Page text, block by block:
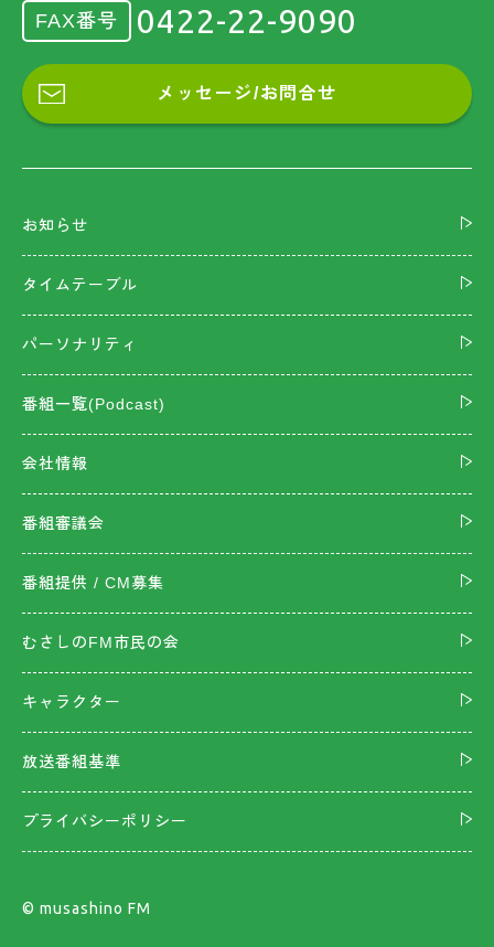
FAX番号 0422-22-9090
メッセージ/お問合せ
お知らせ
タイムテーブル
パーソナリティ
番組一覧(Podcast)
会社情報
番組審議会
番組提供 / CM募集
むさしのFM市民の会
キャラクター
放送番組基準
プライバシーポリシー
©︎ musashino FM